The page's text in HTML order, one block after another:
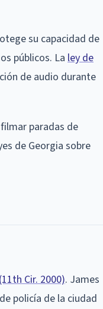
su capacidad de
públicos. La ley de
de audio durante
paradas de
de Georgia sobre
Cir. 2000). James
policía de la ciudad